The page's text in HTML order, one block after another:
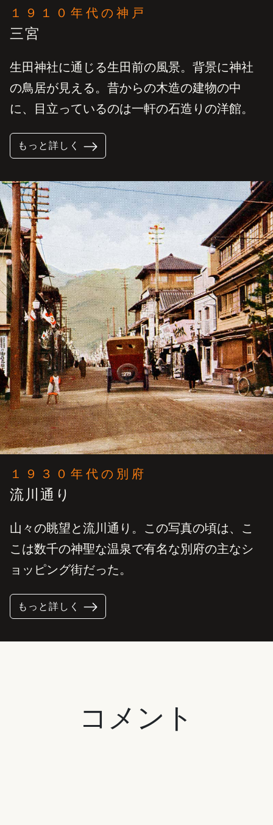
１９１０年代の神戸
三宮
生田神社に通じる生田前の風景。背景に神社
の鳥居が見える。昔からの木造の建物の中
に、目立っているのは一軒の石造りの洋館。
もっと詳しく
１９３０年代の別府
流川通り
山々の眺望と流川通り。この写真の頃は、こ
こは数千の神聖な温泉で有名な別府の主なシ
ョッピング街だった。
もっと詳しく
コメント